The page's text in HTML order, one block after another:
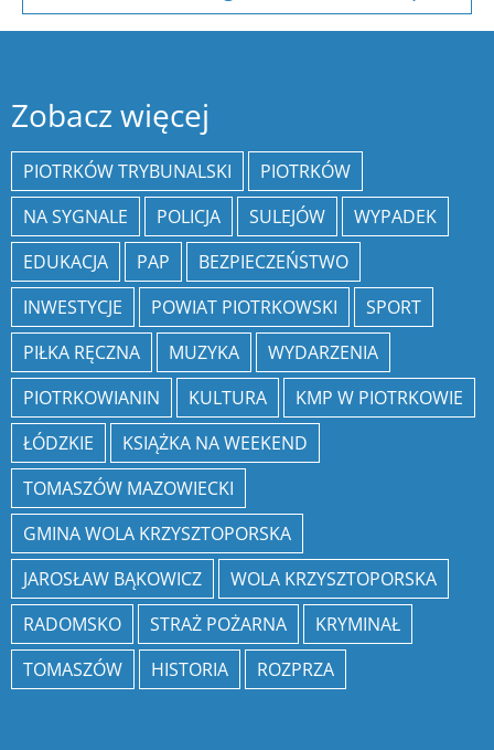
Zobacz więcej
PIOTRKÓW TRYBUNALSKI
PIOTRKÓW
NA SYGNALE
POLICJA SULEJÓW
WYPADEK
EDUKACJA
PAP
BEZPIECZEŃSTWO
INWESTYCJE
POWIAT PIOTRKOWSKI
SPORT
PIŁKA RĘCZNA
MUZYKA
WYDARZENIA
PIOTRKOWIANIN
KULTURA
KMP W PIOTRKOWIE
ŁÓDZKIE
KSIĄŻKA NA WEEKEND
TOMASZÓW MAZOWIECKI
GMINA WOLA KRZYSZTOPORSKA
JAROSŁAW BĄKOWICZ
WOLA KRZYSZTOPORSKA
RADOMSKO
STRAŻ POŻARNA
KRYMINAŁ
TOMASZÓW
HISTORIA ROZPRZA